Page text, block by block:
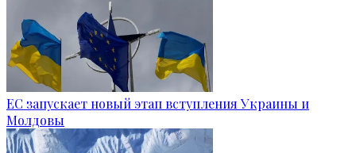
ЕС запускает новый этап вступления Украины и
Молдовы